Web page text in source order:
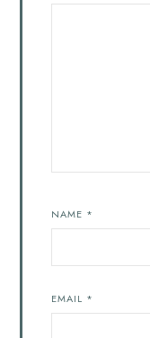
NAME *
EMAIL *